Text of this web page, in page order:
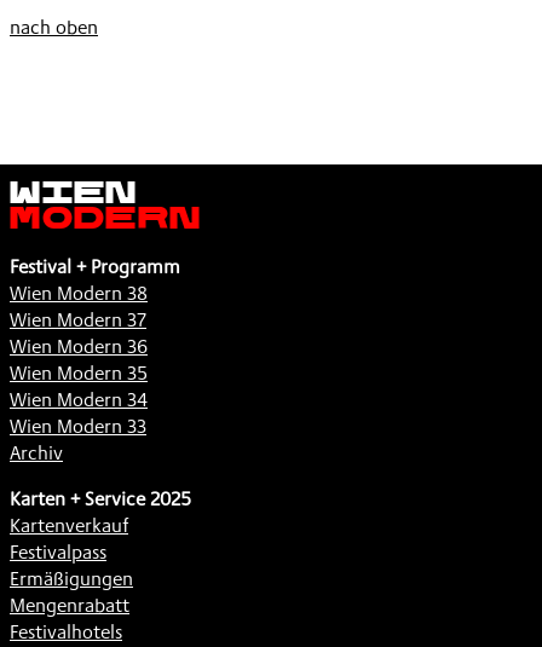
nach oben
Wien
Modern
Festival + Programm
Wien Modern 38
Wien Modern 37
Wien Modern 36
Wien Modern 35
Wien Modern 34
Wien Modern 33
Archiv
Karten + Service 2025
Kartenverkauf
Festivalpass
Ermäßigungen
Mengenrabatt
Festivalhotels